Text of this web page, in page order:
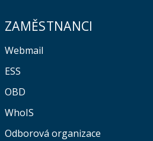
ZAMĚSTNANCI
Webmail
ESS
OBD
WhoIS
Odborová organizace